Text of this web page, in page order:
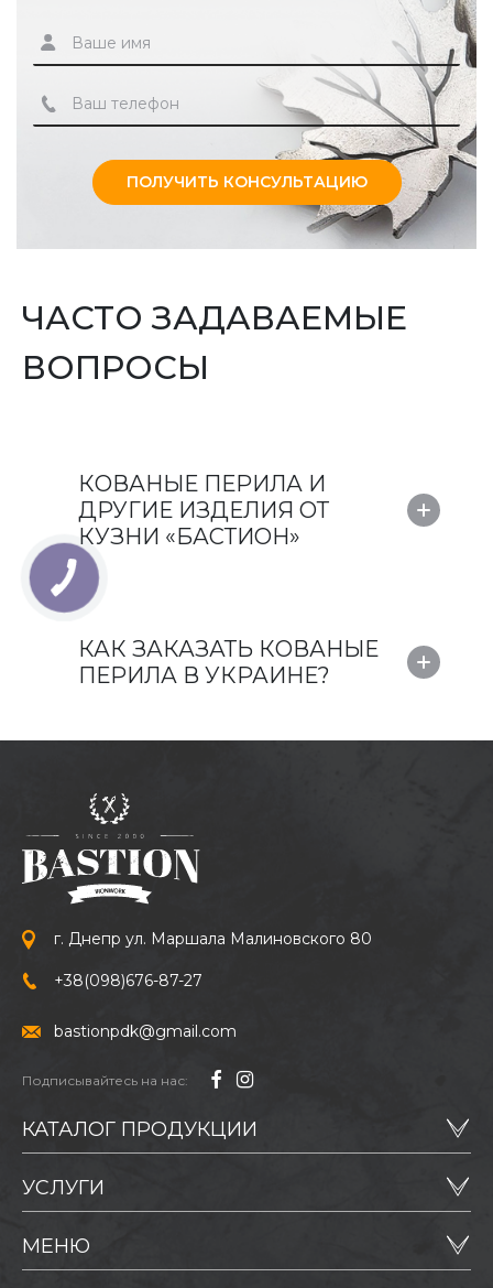
ПОЛУЧИТЬ КОНСУЛЬТАЦИЮ
ЧАСТО ЗАДАВАЕМЫЕ
ВОПРОСЫ
КОВАНЫЕ ПЕРИЛА И
ДРУГИЕ ИЗДЕЛИЯ ОТ
КУЗНИ «БАСТИОН»
КАК ЗАКАЗАТЬ КОВАНЫЕ
ПЕРИЛА В УКРАИНЕ?
г. Днепр ул. Маршала Малиновского 80
+38(098)676-87-27
bastionpdk@gmail.com
Подписывайтесь на нас:
КАТАЛОГ ПРОДУКЦИИ
УСЛУГИ
МЕНЮ